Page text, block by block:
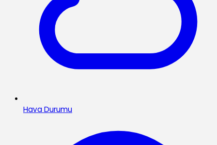
Hava Durumu